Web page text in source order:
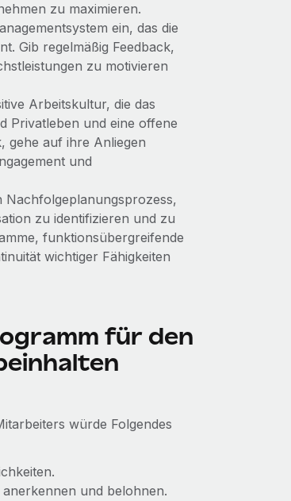
zu maximieren.
ein, das die
Gib regelmäßig Feedback,
zu motivieren
Arbeitskultur, die das
Privatleben und eine offene
gehe auf ihre Anliegen
und
Nachfolgeplanungsprozess,
zu identifizieren und zu
funktionsübergreifende
wichtiger Fähigkeiten
für den
würde Folgendes
anerkennen und belohnen.